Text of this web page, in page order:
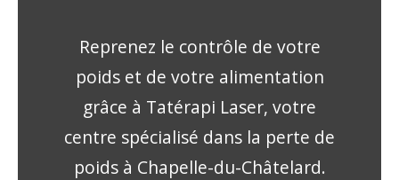
Reprenez le contrôle de votre
poids et de votre alimentation
grâce à Tatérapi Laser, votre
centre spécialisé dans la perte de
poids à Chapelle-du-Châtelard.